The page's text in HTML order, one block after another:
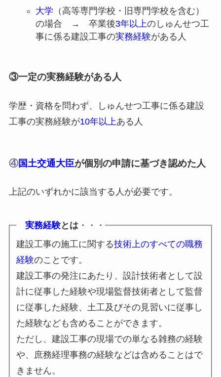
大学 （高等専門学校・旧専門学校を含む）
の場合 → 卒業後3年以上のしゅんせつ工
事に係る建設工事の実務経験がある人
③一定の実務経験がある人
学歴・資格を問わず、しゅんせつ工事に係る建設
工事の実務経験が10年以上ある人
④国土交通大臣が個別の申請に基づき認めた人
上記のいずれかに該当する人が必要です。
実務経験とは ・・・
建設工事の施工に関する技術上のすべての職務
経験のことです。
建設工事の発注にあたり、設計技術者として設
計に従事した経験や現場監督技術者として監督
に従事した経験、土工及びその見習いに従事し
た経験なども含めることができます。
ただし、建設工事の現場での単なる雑務の経験
や、庶務経理事務の経験などは含めることはで
きません。